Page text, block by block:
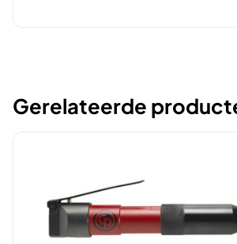
Gerelateerde